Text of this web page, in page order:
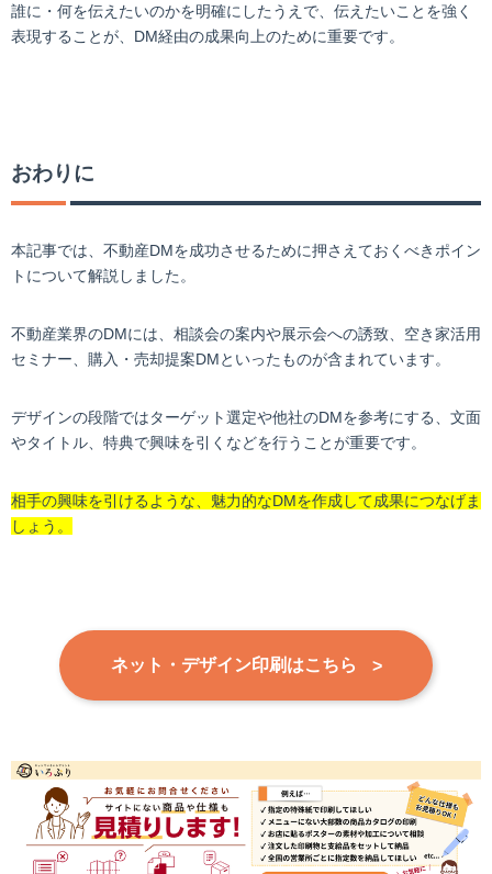
誰に・何を伝えたいのかを明確にしたうえで、伝えたいことを強く
表現することが、DM経由の成果向上のために重要です。
おわりに
本記事では、不動産DMを成功させるために押さえておくべきポイン
トについて解説しました。
不動産業界のDMには、相談会の案内や展示会への誘致、空き家活用
セミナー、購入・売却提案DMといったものが含まれています。
デザインの段階ではターゲット選定や他社のDMを参考にする、文面
やタイトル、特典で興味を引くなどを行うことが重要です。
相手の興味を引けるような、魅力的なDMを作成して成果につなげま
しょう。
ネット・デザイン印刷はこちら >